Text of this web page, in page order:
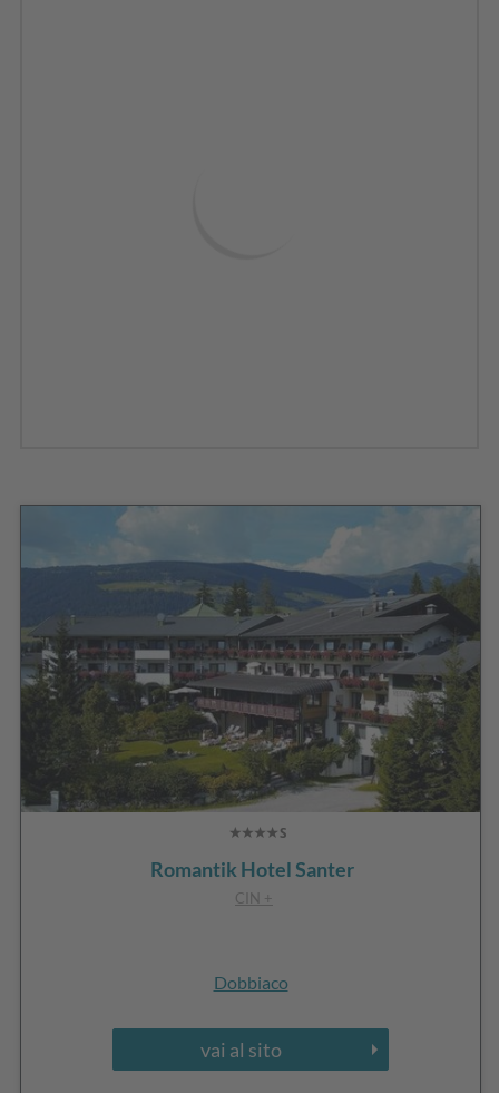
Romantik Hotel Santer
CIN +
Dobbiaco
vai al sito